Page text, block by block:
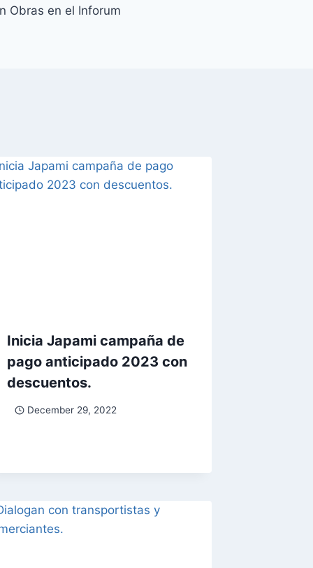
Obras en el Inforum
Inicia Japami campaña de
pago anticipado 2023 con
descuentos.
December 29, 2022